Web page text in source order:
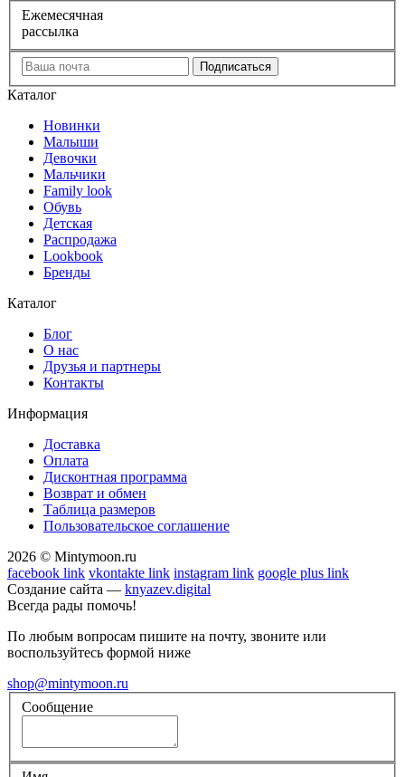
Ежемесячная
рассылка
Каталог
Новинки
Малыши
Девочки
Мальчики
Family look
Обувь
Детская
Распродажа
Lookbook
Бренды
Каталог
Блог
О нас
Друзья и партнеры
Контакты
Информация
Доставка
Оплата
Дисконтная программа
Возврат и обмен
Таблица размеров
Пользовательское соглашение
2026 © Mintymoon.ru
facebook link vkontakte link instagram link google plus link
Создание сайта — knyazev.digital
Всегда рады помочь!
По любым вопросам пишите на почту, звоните или
воспользуйтесь формой ниже
shop@mintymoon.ru
Сообщение